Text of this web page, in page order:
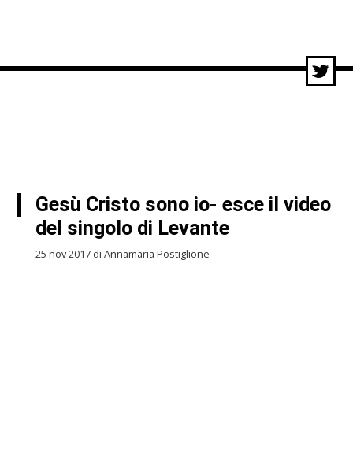
Gesù Cristo sono io- esce il video
del singolo di Levante
25 nov 2017 di Annamaria Postiglione